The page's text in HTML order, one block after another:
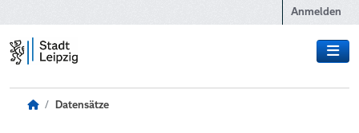
Anmelden
Datensätze